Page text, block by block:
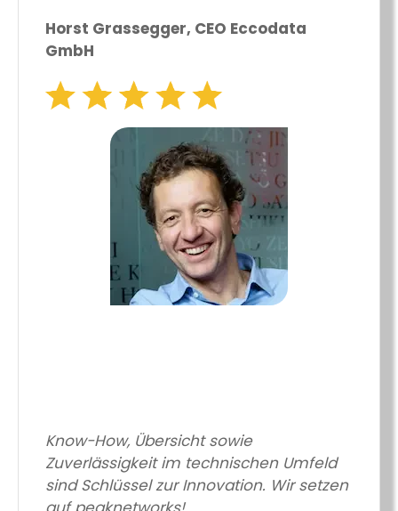
Horst Grassegger, CEO Eccodata
GmbH
Know-How, Übersicht sowie
Zuverlässigkeit im technischen Umfeld
sind Schlüssel zur Innovation. Wir setzen